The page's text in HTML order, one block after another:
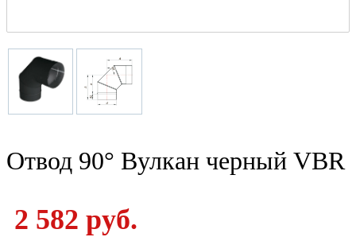
Отвод 90° Вулкан черный VBR
2 582 руб.